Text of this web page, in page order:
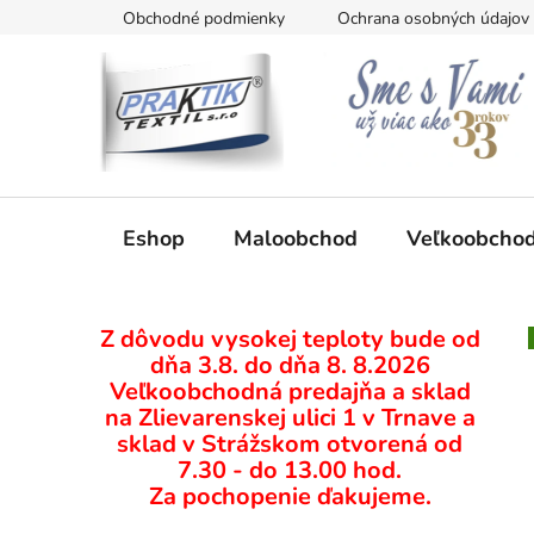
Obchodné podmienky Ochrana osobných údajov
Eshop Maloobchod
o
č
n
Z dôvodu vysokej teploty bude od
dňa 3.8. do dňa 8. 8.2026
Veľkoobchodná predajňa a sklad
na Zlievarenskej ulici 1 v Trnave a
sklad v Strážskom otvorená od
7.30 - do 13.00 hod.
Za pochopenie ďakujeme.